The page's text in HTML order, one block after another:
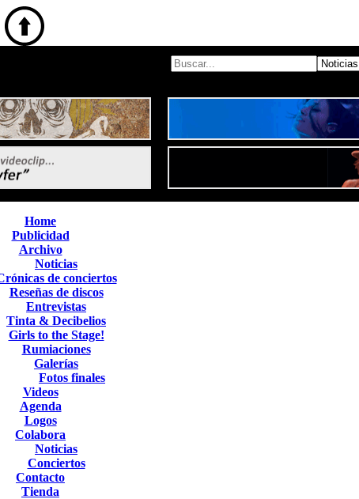
Home
Publicidad
Archivo
Noticias
de conciertos
Reseñas de discos
Entrevistas
Tinta & Decibelios
Girls to the Stage!
Rumiaciones
Galerías
Fotos finales
Videos
Agenda
Logos
Colabora
Noticias
Conciertos
Contacto
Tienda